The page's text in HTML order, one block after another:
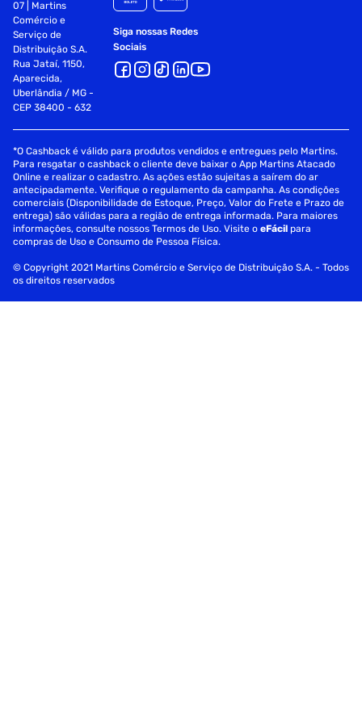
07 | Martins
Comércio e
Serviço de
Distribuição S.A.
Rua Jataí, 1150,
Aparecida,
Uberlândia / MG -
CEP 38400 - 632
Siga nossas Redes
Sociais
*O Cashback é válido para produtos vendidos e entregues pelo Martins.
Para resgatar o cashback o cliente deve baixar o App Martins Atacado
Online e realizar o cadastro. As ações estão sujeitas a saírem do ar
antecipadamente. Verifique o regulamento da campanha. As condições
comerciais (Disponibilidade de Estoque, Preço, Valor do Frete e Prazo de
entrega) são válidas para a região de entrega informada. Para maiores
informações, consulte nossos Termos de Uso. Visite oeFácil para
compras de Uso e Consumo de Pessoa Física.
© Copyright 2021 Martins Comércio e Serviço de Distribuição S.A. - Todos
os direitos reservados